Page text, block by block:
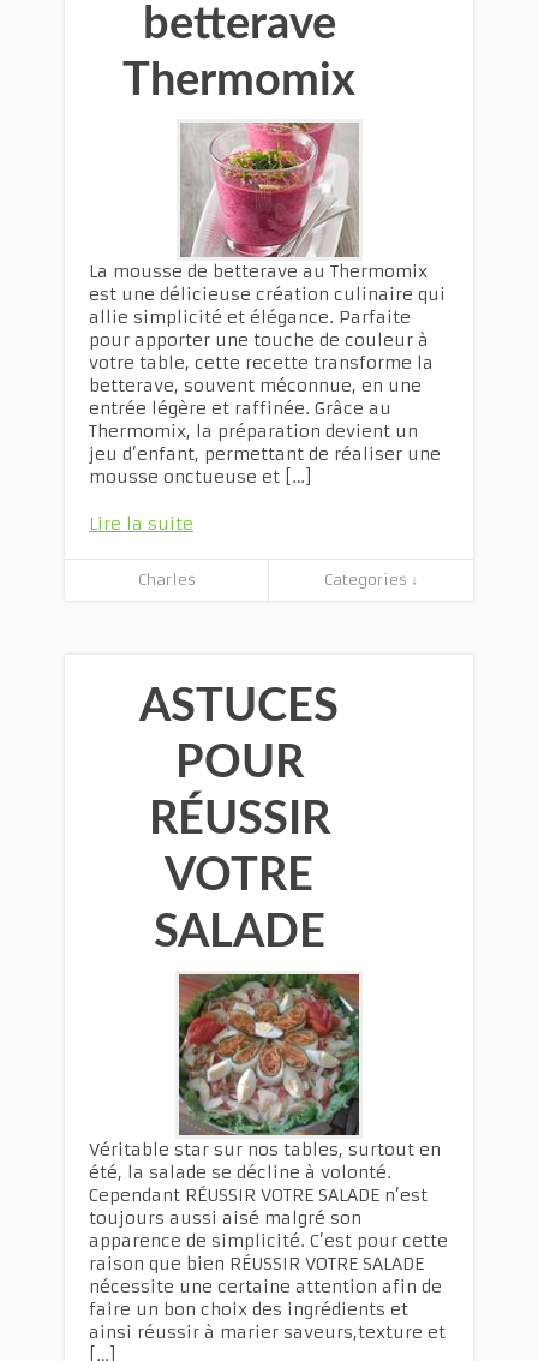
betterave
Thermomix
La mousse de betterave au Thermomix
est une délicieuse création culinaire qui
allie simplicité et élégance. Parfaite
pour apporter une touche de couleur à
votre table, cette recette transforme la
betterave, souvent méconnue, en une
entrée légère et raffinée. Grâce au
Thermomix, la préparation devient un
jeu d’enfant, permettant de réaliser une
mousse onctueuse et […]
Lire la suite
Charles Categories ↓
ASTUCES
POUR
RÉUSSIR
VOTRE
SALADE
Véritable star sur nos tables, surtout en
été, la salade se décline à volonté.
Cependant RÉUSSIR VOTRE SALADE n’est
toujours aussi aisé malgré son
apparence de simplicité. C’est pour cette
raison que bien RÉUSSIR VOTRE SALADE
nécessite une certaine attention afin de
faire un bon choix des ingrédients et
ainsi réussir à marier saveurs,texture et
[…]